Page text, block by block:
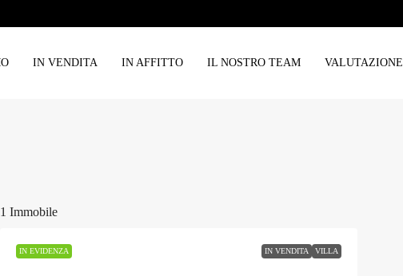
IN VENDITA IN AFFITTO IL NOSTRO TEAM VALUTAZIONE
1 Immobile
IN EVIDENZA IN VENDITA VILLA